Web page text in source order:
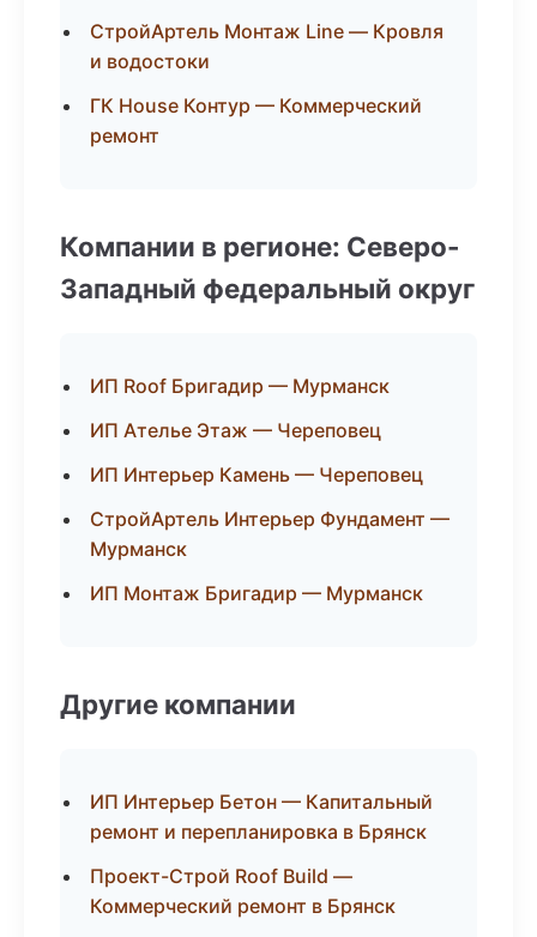
СтройАртель Монтаж Line — Кровля
и водостоки
ГК House Контур — Коммерческий
ремонт
Компании в регионе: Северо-
Западный федеральный округ
ИП Roof Бригадир — Мурманск
ИП Ателье Этаж — Череповец
ИП Интерьер Камень — Череповец
СтройАртель Интерьер Фундамент —
Мурманск
ИП Монтаж Бригадир — Мурманск
Другие компании
ИП Интерьер Бетон — Капитальный
ремонт и перепланировка в Брянск
Проект-Строй Roof Build —
Коммерческий ремонт в Брянск